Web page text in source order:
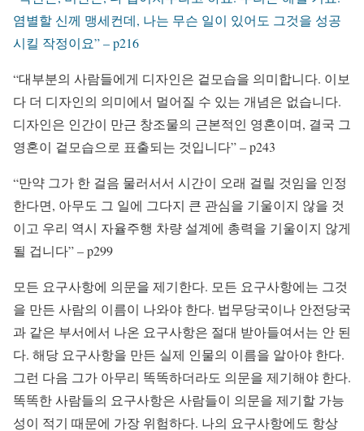
염별할 신께 맹세컨데, 나는 무슨 일이 있어도 그것을 성공
시킬 작정이요” – p216
“대부분의 사람들에게 디자인은 겉모습을 의미합니다. 이보
다 더 디자인의 의미에서 멀어질 수 있는 개념은 없습니다.
디자인은 인간이 만근 창조물의 근본적인 영혼이며, 결국 그
영혼이 겉모습으로 표출되는 것입니다” – p243
“만약 그가 한 걸음 물러서서 시간이 오래 걸릴 것임을 인정
한다면, 아무도 그 일에 그다지 큰 관심을 기울이지 않을 것
이고 우리 역시 자율주행 차량 설계에 총력을 기울이지 않게
될 겁니다” – p299
모든 요구사항에 의문을 제기한다. 모든 요구사항에는 그것
을 만든 사람의 이름이 나와야 한다. 법무당국이나 안전당국
과 같은 부서에서 나온 요구사항은 절대 받아들여서는 안 된
다. 해당 요구사항을 만든 실제 인물의 이름을 알아야 한다.
그런 다음 그가 아무리 똑똑하더라도 의문을 제기해야 한다.
똑똑한 사람들의 요구사항은 사람들이 의문을 제기할 가능
성이 적기 때문에 가장 위험하다. 나의 요구사항에도 항상